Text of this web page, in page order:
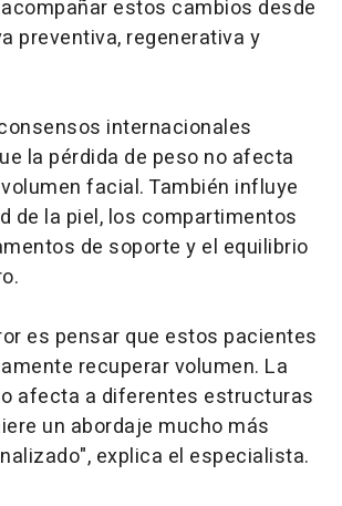
estos cambios desde
preventiva, regenerativa y
internacionales
la pérdida de peso no afecta
facial. También influye
de la piel, los compartimentos
de soporte y el equilibrio
es pensar que estos pacientes
recuperar volumen. La
afecta a diferentes estructuras
un abordaje mucho más
explica el especialista.